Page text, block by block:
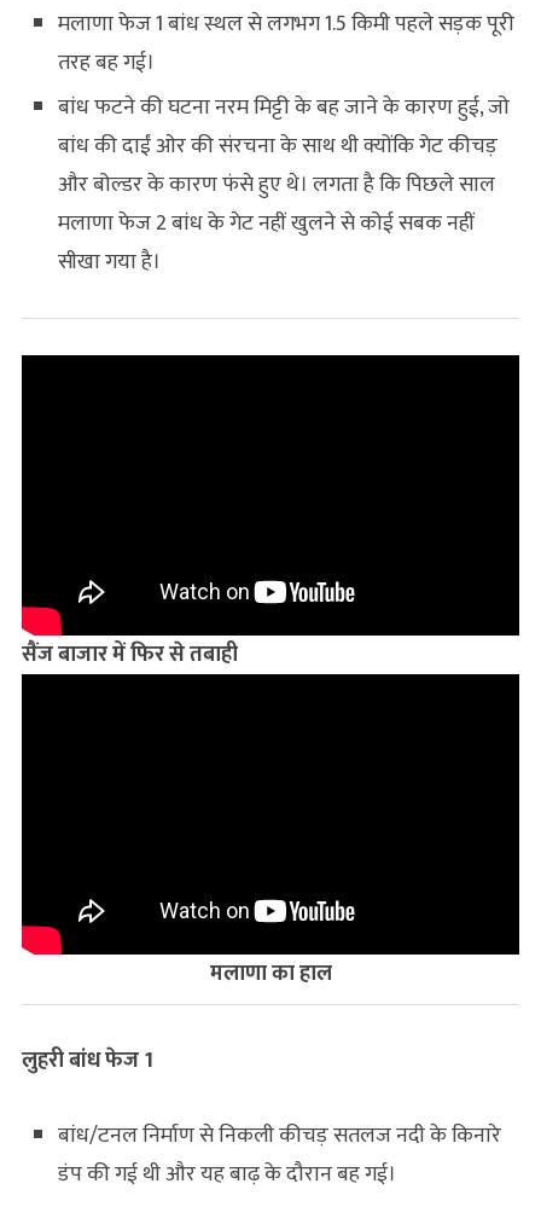
मलाणा फेज 1 बांध स्थल से लगभग 1.5 किमी पहले सड़क पूरी
तरह बह गई।
बांध फटने की घटना नरम मिट्टी के बह जाने के कारण हुई, जो
बांध की दाईं ओर की संरचना के साथ थी क्योंकि गेट कीचड़
और बोल्डर के कारण फंसे हुए थे। लगता है कि पिछले साल
मलाणा फेज 2 बांध के गेट नहीं खुलने से कोई सबक नहीं
सीखा गया है।
सैंज बाजारमें फिर से तबाही
मलाणाका हाल
लुहरीबांध फेज1
बांध/टनल निर्माण से निकली कीचड़ सतलज नदी के किनारे
डंप की गई थी और यह बाढ़ के दौरान बह गई।